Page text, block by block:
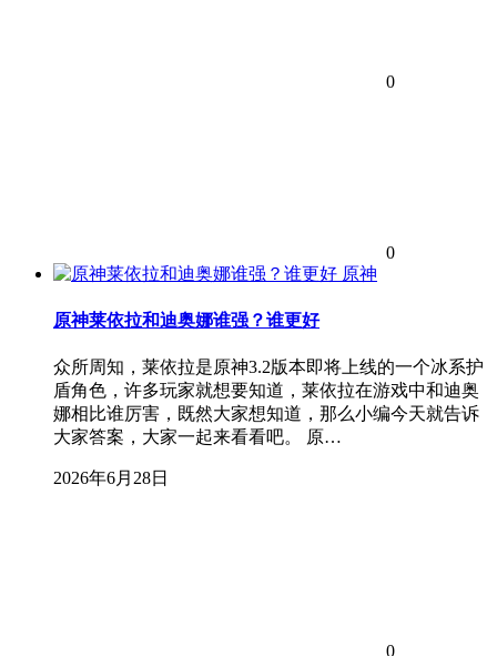
0
0
原神
原神莱依拉和迪奥娜谁强？谁更好
众所周知，莱依拉是原神3.2版本即将上线的一个冰系护
盾角色，许多玩家就想要知道，莱依拉在游戏中和迪奥
娜相比谁厉害，既然大家想知道，那么小编今天就告诉
大家答案，大家一起来看看吧。 原…
2026年6月28日
0